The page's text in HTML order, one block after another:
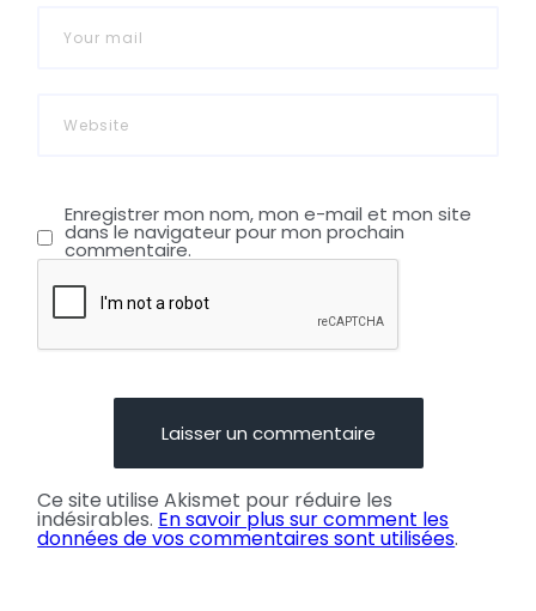
Enregistrer mon nom, mon e-mail et mon site
dans le navigateur pour mon prochain
commentaire.
Ce site utilise Akismet pour réduire les
indésirables. En savoir plus sur comment les
données de vos commentaires sont utilisées.